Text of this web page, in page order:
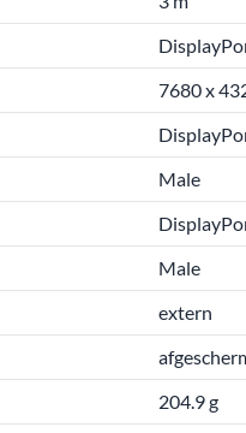
7680 x
Male
Male
extern
204.9 g